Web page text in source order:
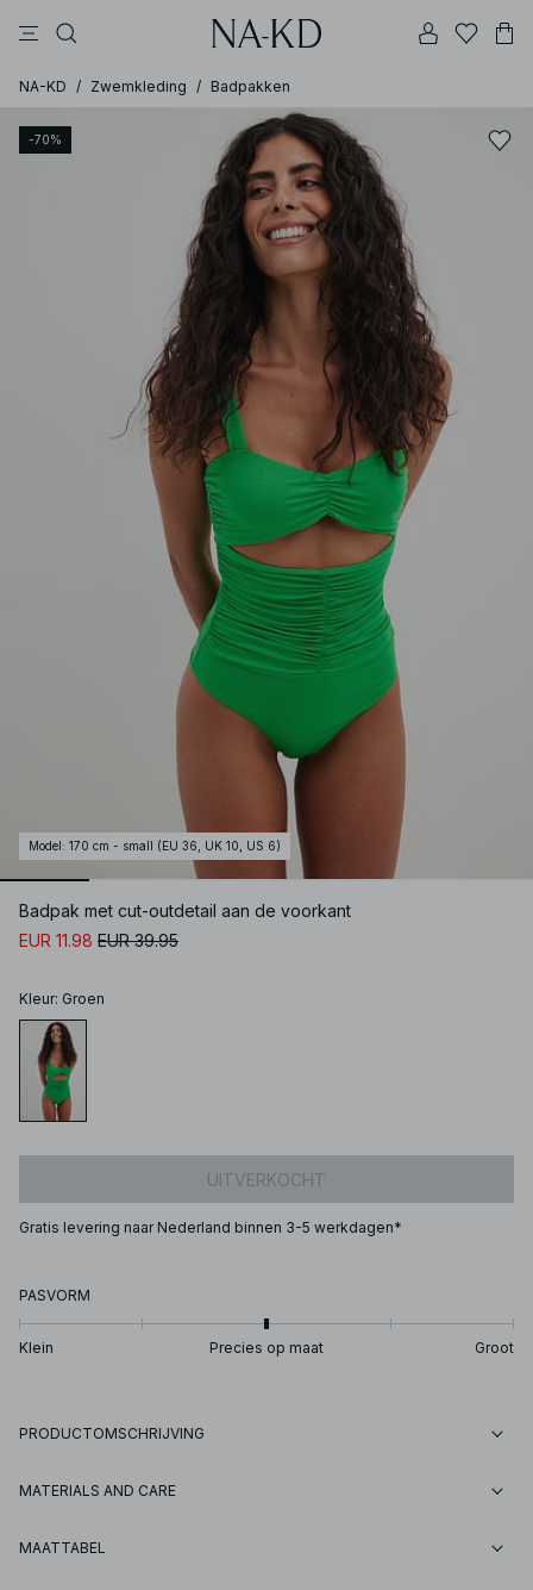
NA-KD / Zwemkleding / Badpakken
-70%
Model : 170 cm - small (EU 36, UK 10, US 6)
Badpak met cut-outdetail aan de voorkant
EUR 11.98 EUR 39.95
Kleur: Groen
UITVERKOCHT
Gratis levering naar Nederland binnen 3-5 werkdagen*
PASVORM
Klein Precies op maat Groot
PRODUCTOMSCHRIJVING
MATERIALS AND CARE
MAATTABEL